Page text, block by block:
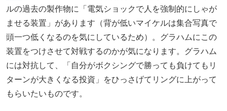
ルの過去の製作物に「電気ショックで人を強制的にしゃが
ませる装置」があります（背が低いマイケルは集合写真で
頭一つ低くなるのを気にしているため）。グラハムにこの
装置をつけさせて対戦するのかが気になります。グラハム
には対抗して、「自分がボクシングで勝っても負けてもリ
ターンが大きくなる投資」をひっさげてリングに上がって
もらいたいものです。